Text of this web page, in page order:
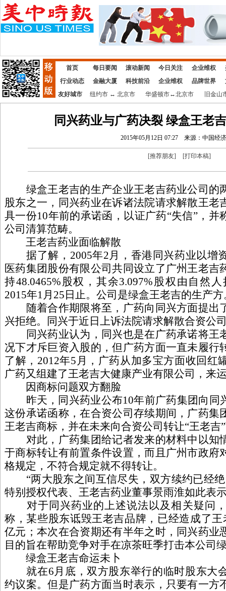
首页 每日要闻 滚动新闻 今日关注 企业维权
行业动态
金融大厦 科技前沿 企业维权 品牌世界
友好城市
纽约市↔ 北京市 华盛顿市↔北京市 旧金山
同兴药业与广药决裂 绿盒王老
2015年05月12日 07:27 来源：中国经
[推荐朋友] [打印本稿]
绿盒王老吉的生产企业王老吉药业公司的
股东之一，同兴药业在诉诸法院请求解散王老
具一份10年前的承诺函，以证广药“失信”，并
公司清算范畴。
王老吉药业面临解散
据了解，2005年2月，香港同兴药业以增
医药集团股份有限公司共同设立了广州王老吉
持48.0465%股权，其余3.097%股权由自然
2015年1月25日止。公司是绿盒王老吉的生产方
随着合作期限将至，广药向同兴方面提出
兴拒绝。同兴于近日上诉法院请求解散合资公
同兴药业认为，同兴也是在广药承诺将王
况下才斥巨资入股的，但广药方面一直未履行
了解，2012年5月，广药从加多宝方面收回红
广药又组建了王老吉大健康产业有限公司，来
因商标问题双方翻脸
昨天，同兴药业公布10年前广药集团向同
这份承诺函称，在合资公司存续期间，广药集
王老吉商标，并在未来向合资公司转让“王老吉
对此，广药集团给记者发来的材料中以知
于商标转让有前置条件设置，而且广州市政府
格规定，不符合规定就不得转让。
“两大股东之间互信尽失，双方续约已经绝
特别授权代表、王老吉药业董事景雨淮如此表
对于同兴药业的上述说法以及相关疑问，
称，某些股东诋毁王老吉品牌，已经造成了
亿元；本次在合资期还有半年之时，同兴药业
目的旨在帮助竞争对手在凉茶旺季打击本公司
绿盒王老吉命运未卜
就在6月底，双方股东举行的临时股东大
约议案。但是广药方面当时表示，只要有一方